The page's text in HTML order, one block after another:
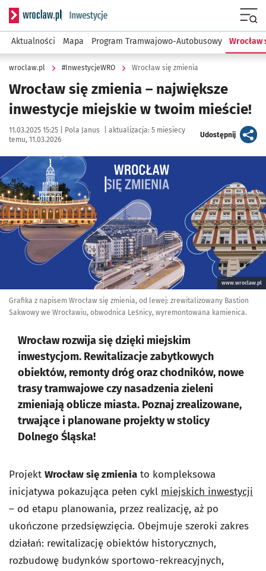
Serwis informacyjny wroclaw.pl podserwis:
Aktualności Mapa Program Tramwajowo-Autobusowy Wrocław
wroclaw.pl #InwestycjeWRO Wrocław się zmienia
Wrocław się zmienia – największe
inwestycje miejskie w twoim mieście!
Data publikacji:
11.03.2025 15:25 | Autor:
Pola Janus aktualizacja: 5 miesiecy
temu, 11.03.2026
Udostępnijartykuł
Kliknij, aby powiększyć
www.wroclaw.pl
Grafika z napisem Wrocław się zmienia, od lewej: zrewitalizowany Bastion
Sakwowy we Wrocławiu, obwodnica Leśnicy, wyremontowana kamienica.
Wrocław rozwija się dzięki miejskim
inwestycjom. Rewitalizacje zabytkowych
obiektów, remonty dróg oraz chodników, nowe
trasy tramwajowe czy nasadzenia zieleni
zmieniają oblicze miasta. Poznaj zrealizowane,
trwające i planowane projekty w stolicy
Dolnego Śląska!
Projekt Wrocław się zmienia to kompleksowa
inicjatywa pokazująca pełen cykl miejskich inwestycji
– od etapu planowania, przez realizację, aż po
ukończone przedsięwzięcia. Obejmuje szeroki zakres
działań: rewitalizację obiektów historycznych,
rozbudowę budynków sportowo-rekreacyjnych,